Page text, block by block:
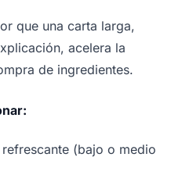
que una carta larga,
acelera la
de ingredientes.
(bajo o medio